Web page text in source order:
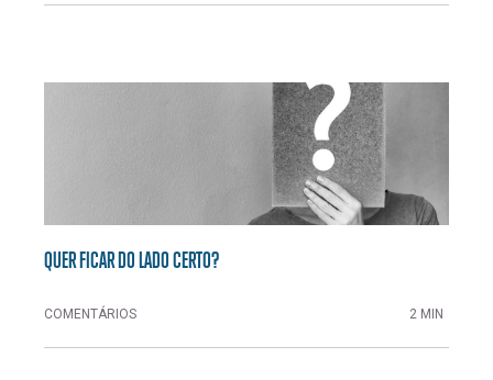
QUER FICAR DO LADO CERTO?
COMENTÁRIOS 2 MIN